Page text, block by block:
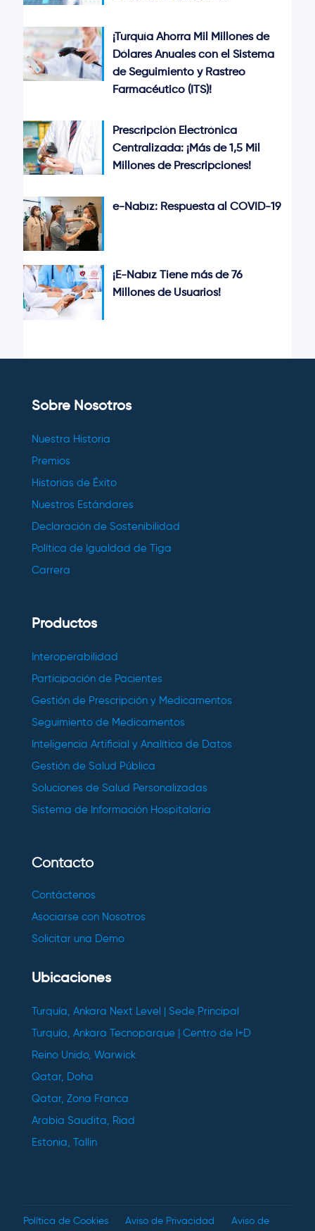
¡Turquía Ahorra Mil Millones de
Dólares Anuales con el Sistema
de Seguimiento y Rastreo
Farmacéutico (ITS)!
Prescripción Electrónica
Centralizada: ¡Más de 1,5 Mil
Millones de Prescripciones!
e-Nabız: Respuesta al COVID-19
¡E-Nabız Tiene más de 76
Millones de Usuarios!
Sobre Nosotros
Nuestra Historia
Premios
Historias de Éxito
Nuestros Estándares
Declaración de Sostenibilidad
Política de Igualdad de Tiga
Carrera
Productos
Interoperabilidad
Participación de Pacientes
Gestión de Prescripción y Medicamentos
Seguimiento de Medicamentos
Inteligencia Artificial y Analítica de Datos
Gestión de Salud Pública
Soluciones de Salud Personalizadas
Sistema de Información Hospitalaria
Contacto
Contáctenos
Asociarse con Nosotros
Solicitar una Demo
Ubicaciones
Turquía, Ankara Next Level | Sede Principal
Turquía, Ankara Tecnoparque | Centro de I+D
Reino Unido, Warwick
Qatar, Doha
Qatar, Zona Franca
Arabia Saudita, Riad
Estonia, Tallin
Política de Cookies Aviso de Privacidad Aviso de